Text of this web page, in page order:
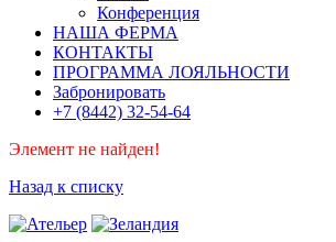
Конференция
НАША ФЕРМА
КОНТАКТЫ
ПРОГРАММА ЛОЯЛЬНОСТИ
Забронировать
+7 (8442) 32-54-64
Элемент не найден!
Назад к списку